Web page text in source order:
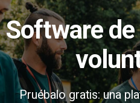
Software de reservas de
Pruébalo gratis: una